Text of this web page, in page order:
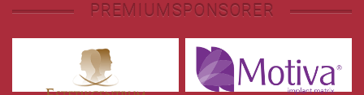
PREMIUMSPONSORER